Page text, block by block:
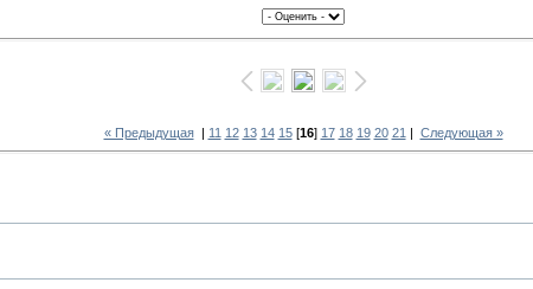
« Предыдущая| 11 12 13 14 15[16] 17 18 19 20 21 | Следующая »